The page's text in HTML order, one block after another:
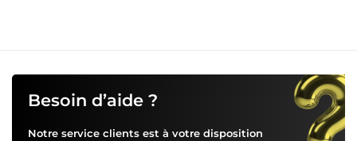
Besoin d’aide ?
Notre service clients est à votre disposition